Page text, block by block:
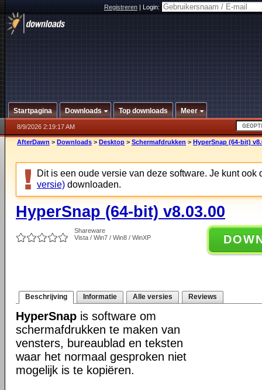
Registreren|Login:
Startpagina Downloads Top downloads Meer
8/9/2026 2:19:17 AM
AfterDawn > Downloads > Desktop > Schermafdrukken > HyperSnap (64-bit)
Dit is een oude versie van deze software. Je kunt ook
versie) downloaden.
HyperSnap (64-bit) v8.03.00
Shareware
Vista / Win7 / Win8 / WinXP
Beschrijving Informatie Alle versies Reviews
HyperSnap is software om
schermafdrukken te maken van
vensters, bureaublad en teksten
waar het normaal gesproken niet
mogelijk is te kopiëren.